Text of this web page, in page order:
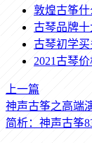
敦煌古筝
古琴品牌
古琴初学
2021古琴价
上一篇
神声古筝之高端
简析：神声古筝